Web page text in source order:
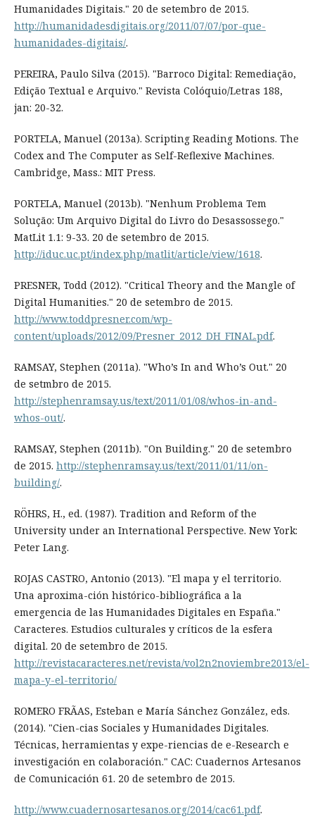
Humanidades Digitais." 20 de setembro de 2015.
http://humanidadesdigitais.org/2011/07/07/por-que-
humanidades-digitais/.
PEREIRA, Paulo Silva (2015). "Barroco Digital: Remediação,
Edição Textual e Arquivo." Revista Colóquio/Letras 188,
jan: 20-32.
PORTELA, Manuel (2013a). Scripting Reading Motions. The
Codex and The Computer as Self-Reflexive Machines.
Cambridge, Mass.: MIT Press.
PORTELA, Manuel (2013b). "Nenhum Problema Tem
Solução: Um Arquivo Digital do Livro do Desassossego."
MatLit 1.1: 9-33. 20 de setembro de 2015.
http://iduc.uc.pt/index.php/matlit/article/view/1618.
PRESNER, Todd (2012). "Critical Theory and the Mangle of
Digital Humanities." 20 de setembro de 2015.
http://www.toddpresner.com/wp-
content/uploads/2012/09/Presner_2012_DH_FINAL.pdf.
RAMSAY, Stephen (2011a). "Who’s In and Who’s Out." 20
de setmbro de 2015.
http://stephenramsay.us/text/2011/01/08/whos-in-and-
whos-out/.
RAMSAY, Stephen (2011b). "On Building." 20 de setembro
de 2015. http://stephenramsay.us/text/2011/01/11/on-
building/.
RÖHRS, H., ed. (1987). Tradition and Reform of the
University under an International Perspective. New York:
Peter Lang.
ROJAS CASTRO, Antonio (2013). "El mapa y el territorio.
Una aproxima-ción histórico-bibliográfica a la
emergencia de las Humanidades Digitales en España."
Caracteres. Estudios culturales y críticos de la esfera
digital. 20 de setembro de 2015.
http://revistacaracteres.net/revista/vol2n2noviembre2013/el-
mapa-y-el-territorio/
ROMERO FRÃAS, Esteban e María Sánchez González, eds.
(2014). "Cien-cias Sociales y Humanidades Digitales.
Técnicas, herramientas y expe-riencias de e-Research e
investigación en colaboración." CAC: Cuadernos Artesanos
de Comunicación 61. 20 de setembro de 2015.
http://www.cuadernosartesanos.org/2014/cac61.pdf.